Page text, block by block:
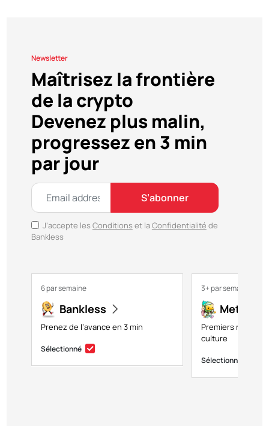
Newsletter
Maîtrisez la frontière
de la crypto
Devenez plus malin,
progressez en 3 min
par jour
S’abonner
J’accepte les Conditions et laConfidentialité de
Bankless
6 par semaine
Bankless
Prenez de l’avance en 3 min
Sélectionné
3+ par semaine
Premiers regards
culture
Sélectionné